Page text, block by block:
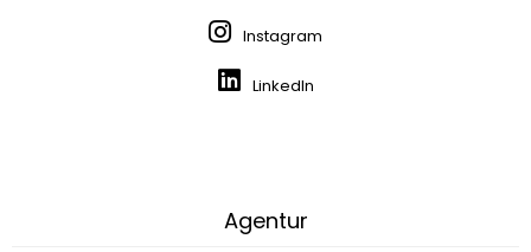
Instagram
LinkedIn
Agentur